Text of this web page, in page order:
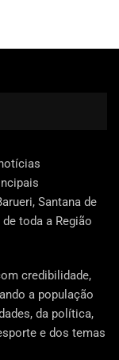
Santana de
toda a Região
credibilidade,
a população
da política,
e dos temas